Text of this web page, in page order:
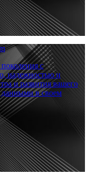
с
надежностью и
и развития вашего
данными в своем